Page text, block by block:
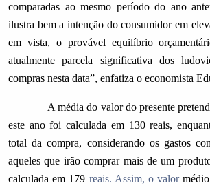
comparadas ao mesmo período do ano
ilustra bem a intenção do consumidor em
em vista, o provável equilíbrio
atualmente parcela significativa dos
compras nesta data”, enfatiza o economista
A média do valor do presente
este ano foi calculada em 130 reais,
total da compra, considerando os gastos
aqueles que irão comprar mais de um
calculada em 179 reais. Assim, o valor